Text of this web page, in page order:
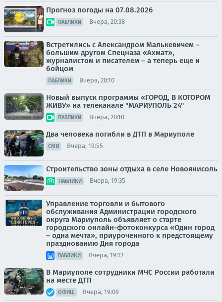
Прогноз погоды на 07.08.2026
ПАБЛИКИ Вчера, 20:38
Встретились с Александром Малькевичем –
большим другом Спецназа «Ахмат»,
журналистом и писателем – а теперь еще и
бойцом
ПАБЛИКИ Вчера, 20:10
Новый выпуск программы «ГОРОД, В КОТОРОМ
ЖИВУ» на телеканале "МАРИУПОЛЬ 24"
ПАБЛИКИ Вчера, 20:10
Два человека погибли в ДТП в Мариуполе
СМИ Вчера, 19:55
Строительство зоны отдыха в селе Новоянисоль
ПАБЛИКИ Вчера, 19:35
Управление торговли и бытового
обслуживания Администрации городского
округа Мариуполь объявляет о старте
городского онлайн-фотоконкурса «Один город
– одна мечта», приуроченного к предстоящему
празднованию Дня города
ПАБЛИКИ Вчера, 19:12
В Мариуполе сотрудники МЧС России работали
на месте ДТП
ОФИЦ. Вчера, 19:09